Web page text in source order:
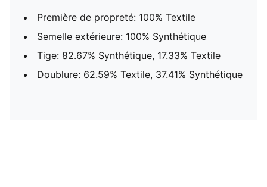
Première de propreté: 100% Textile
Semelle extérieure: 100% Synthétique
Tige: 82.67% Synthétique, 17.33% Textile
Doublure: 62.59% Textile, 37.41% Synthétique